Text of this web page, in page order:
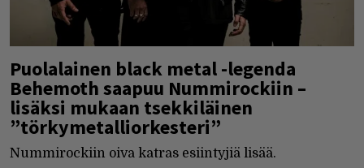
Puolalainen black metal -legenda
Behemoth saapuu Nummirockiin –
lisäksi mukaan tsekkiläinen
”törkymetalliorkesteri”
Nummirockiin oiva katras esiintyjiä lisää.